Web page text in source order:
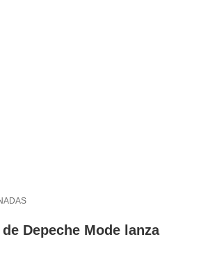
Depeche Mode lanza